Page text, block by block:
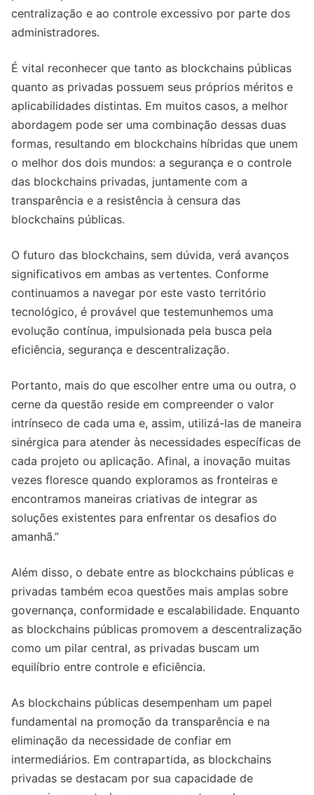
centralização e ao controle excessivo por parte dos
administradores.
É vital reconhecer que tanto as blockchains públicas
quanto as privadas possuem seus próprios méritos e
aplicabilidades distintas. Em muitos casos, a melhor
abordagem pode ser uma combinação dessas duas
formas, resultando em blockchains híbridas que unem
o melhor dos dois mundos: a segurança e o controle
das blockchains privadas, juntamente com a
transparência e a resistência à censura das
blockchains públicas.
O futuro das blockchains, sem dúvida, verá avanços
significativos em ambas as vertentes. Conforme
continuamos a navegar por este vasto território
tecnológico, é provável que testemunhemos uma
evolução contínua, impulsionada pela busca pela
eficiência, segurança e descentralização.
Portanto, mais do que escolher entre uma ou outra, o
cerne da questão reside em compreender o valor
intrínseco de cada uma e, assim, utilizá-las de maneira
sinérgica para atender às necessidades específicas de
cada projeto ou aplicação. Afinal, a inovação muitas
vezes floresce quando exploramos as fronteiras e
encontramos maneiras criativas de integrar as
soluções existentes para enfrentar os desafios do
amanhã.”
Além disso, o debate entre as blockchains públicas e
privadas também ecoa questões mais amplas sobre
governança, conformidade e escalabilidade. Enquanto
as blockchains públicas promovem a descentralização
como um pilar central, as privadas buscam um
equilíbrio entre controle e eficiência.
As blockchains públicas desempenham um papel
fundamental na promoção da transparência e na
eliminação da necessidade de confiar em
intermediários. Em contrapartida, as blockchains
privadas se destacam por sua capacidade de